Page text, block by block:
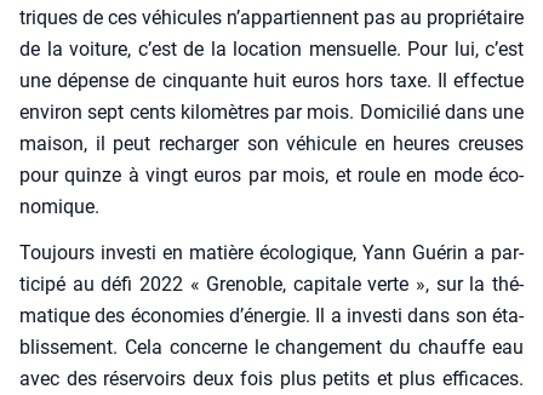
triques de ces véhi­cules n’appartiennent pas au pro­prié­taire
de la voi­ture, c’est de la loca­tion men­suelle. Pour lui, c’est
une dépense de cin­quante huit euros hors taxe. Il effec­tue
envi­ron sept cents kilo­mètres par mois. Domi­ci­lié dans une
mai­son, il peut rechar­ger son véhi­cule en heures creuses
pour quinze à vingt euros par mois, et roule en mode éco­
no­mique.
Tou­jours inves­ti en matière éco­lo­gique, Yann Gué­rin a par­
ti­ci­pé au défi 2022 « Gre­noble, capi­tale verte », sur la thé­
ma­tique des éco­no­mies d’énergie. Il a inves­ti dans son éta­
blis­se­ment. Cela concerne le chan­ge­ment du chauffe eau
avec des réser­voirs deux fois plus petits et plus effi­caces.